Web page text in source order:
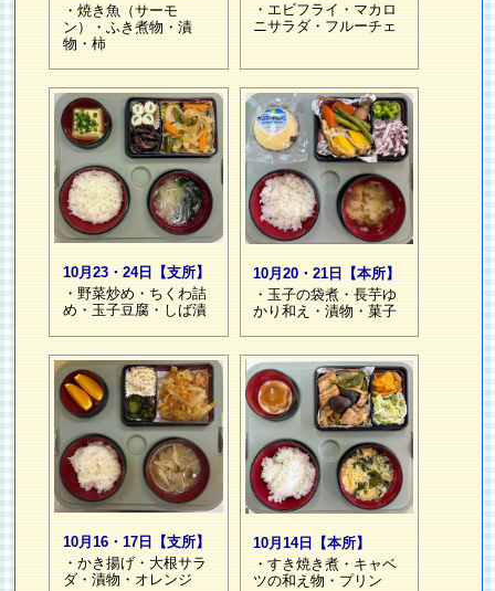
・焼き魚（サーモ
ン）・ふき煮物・漬
物・柿
・エビフライ・マカロ
ニサラダ・フルーチェ
10月23・24日【支所】
・野菜炒め・ちくわ詰
め・玉子豆腐・しば漬
10月20・21日【本所】
・玉子の袋煮・長芋ゆ
かり和え・漬物・菓子
10月16・17日【支所】
・かき揚げ・大根サラ
ダ・漬物・オレンジ
10月14日【本所】
・すき焼き煮・キャベ
ツの和え物・プリン